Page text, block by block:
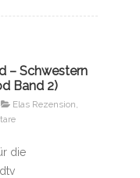
– Schwestern
Band 2)
Elas Rezension
die